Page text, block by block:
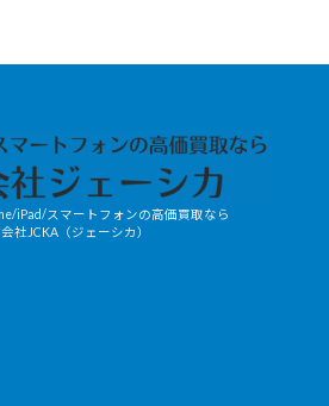
iPad/スマートフォンの高価買取なら
社JCKA（ジェーシカ）